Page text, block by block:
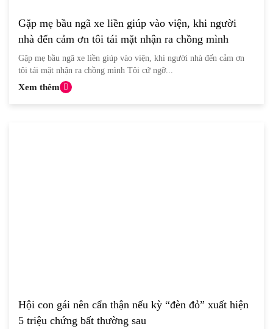
Gặp mẹ bầu ngã xe liền giúp vào viện, khi người
nhà đến cảm ơn tôi tái mặt nhận ra chồng mình
Gặp mẹ bầu ngã xe liền giúp vào viện, khi người nhà đến cảm ơn
tôi tái mặt nhận ra chồng mình Tôi cứ ngỡ...
Xem thêm
Hội con gái nên cẩn thận nếu kỳ “đèn đỏ” xuất hiện
5 triệu chứng bất thường sau